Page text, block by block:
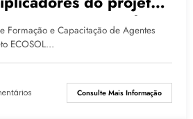
Conectando
01/06
Formação e Capacitação de Agentes
ECOSOL…
Consulte Mais Informação